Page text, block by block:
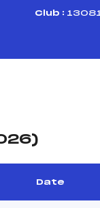
Club : 13081
Date